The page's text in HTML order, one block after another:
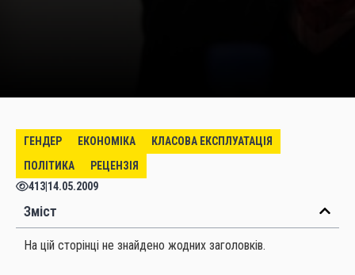
ГЕНДЕР ЕКОНОМІКА
КЛАСОВА ЕКСПЛУАТАЦІЯ
ПОЛІТИКА
РЕЦЕНЗІЯ
413 14.05.2009
Зміст
На цій сторінці не знайдено жодних заголовків.